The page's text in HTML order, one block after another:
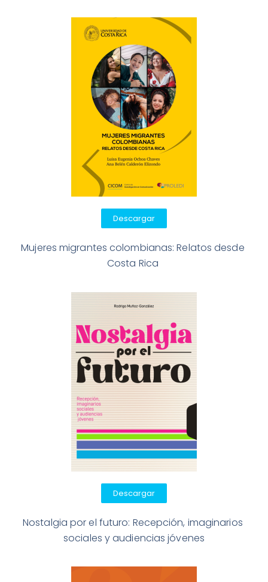
Descargar
Mujeres migrantes colombianas: Relatos desde
Costa Rica
Descargar
Nostalgia por el futuro: Recepción, imaginarios
sociales y audiencias jóvenes